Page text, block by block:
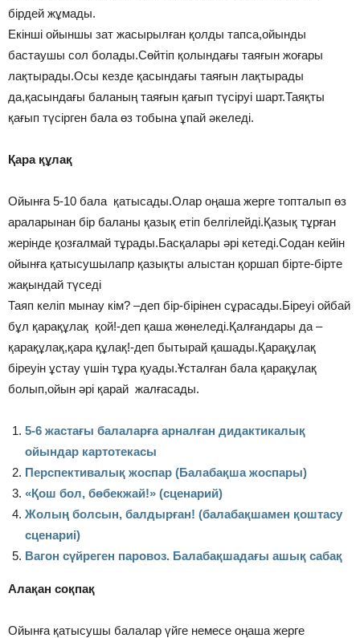
бірдей жұмады.
Екінші ойыншы зат жасырылған қолды тапса,ойынды
бастаушы сол болады.Сөйтіп қолындағы таяғын жоғары
лақтырады.Осы кезде қасындағы таяғын лақтырады
да,қасындағы баланың таяғын қағып түсіруі шарт.Таяқты
қағып түсірген бала өз тобына ұпай әкеледі.
Қара құлақ
Ойынға 5-10 бала қатысады.Олар оңаша жерге топталып өз
араларынан бір баланы қазық етіп белгілейді.Қазық тұрған
жерінде қозғалмай тұрады.Басқалары әрі кетеді.Содан кейін
ойынға қатысушылапр қазықты алыстан қоршап бірте-бірте
жақындай түседі
Таяп келіп мынау кім? –деп бір-бірінен сұрасады.Біреуі ойбай
бұл қарақұлақ қой!-деп қаша жөнеледі.Қалғандары да –
қарақұлақ,қара құлақ!-деп бытырай қашады.Қарақұлақ
біреуін ұстау үшін тұра қуады.Ұсталған бала қарақұлақ
болып,ойын әрі қарай жалғасады.
5-6 жастағы балаларға арналған дидактикалық
ойындар картотекасы
Перспективалық жоспар (Балабақша жоспары)
«Қош бол, бөбекжай!» (сценарий)
Жолың болсын, балдырған! (балабақшамен қоштасу
сценариі)
Вагон сүйреген паровоз. Балабақшадағы ашық сабақ
Алақан соқпақ
Ойынға қатысушы балалар үйге немесе оңаша жерге